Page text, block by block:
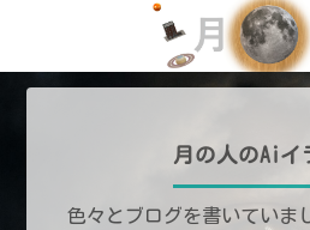
月の人のAiイ
色々とブログを書いていま